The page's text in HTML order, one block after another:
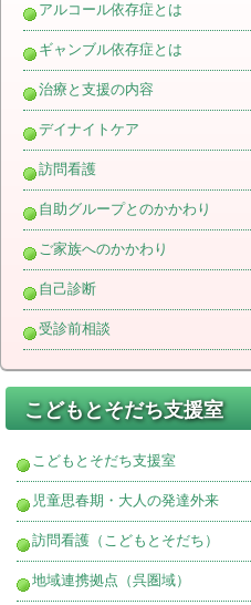
アルコール依存症とは
ギャンブル依存症とは
治療と支援の内容
デイナイトケア
訪問看護
自助グループとのかかわり
ご家族へのかかわり
自己診断
受診前相談
こどもとそだち支援室
こどもとそだち支援室
児童思春期・大人の発達外来
訪問看護（こどもとそだち）
地域連携拠点（呉圏域）